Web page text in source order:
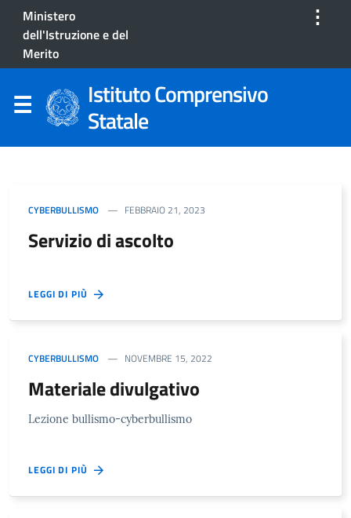
Ministero
dell'Istruzione e del
Merito
⋮
Istituto Comprensivo
Statale
CYBERBULLISMO FEBBRAIO 21, 2023
Servizio di ascolto
LEGGI DI PIÙ
CYBERBULLISMO NOVEMBRE 15, 2022
Materiale divulgativo
Lezione bullismo-cyberbullismo
LEGGI DI PIÙ